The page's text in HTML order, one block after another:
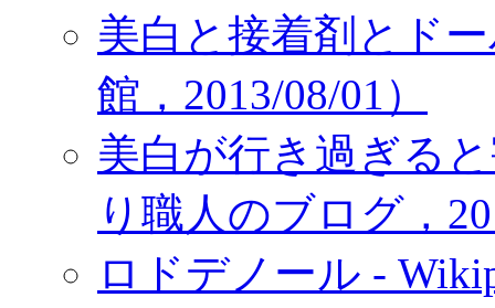
美白と接着剤とド
館，2013/08/01）
美白が行き過ぎる
り職人のブログ，
ロドデノール -